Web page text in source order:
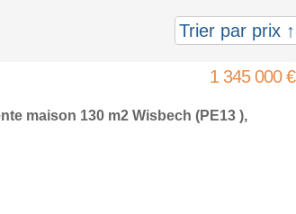
Trier par prix ↑
1 345 000 €
maison 130 m2 Wisbech (PE13 ),